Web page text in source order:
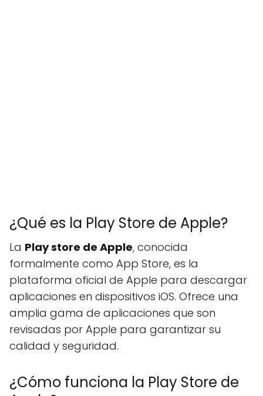
¿Qué es la Play Store de Apple?
La Play store de Apple, conocida
formalmente como App Store, es la
plataforma oficial de Apple para descargar
aplicaciones en dispositivos iOS. Ofrece una
amplia gama de aplicaciones que son
revisadas por Apple para garantizar su
calidad y seguridad.
¿Cómo funciona la Play Store de